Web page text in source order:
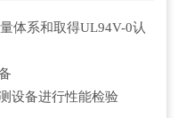
体系和取得UL94V-0认
设备进行性能检验